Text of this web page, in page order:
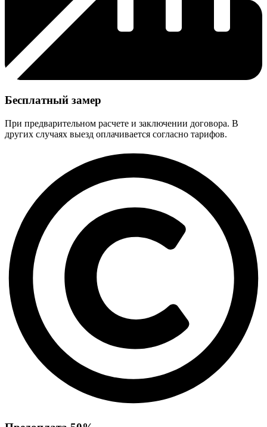
Бесплатный замер
При предварительном расчете и заключении договора. В
других случаях выезд оплачивается согласно тарифов.